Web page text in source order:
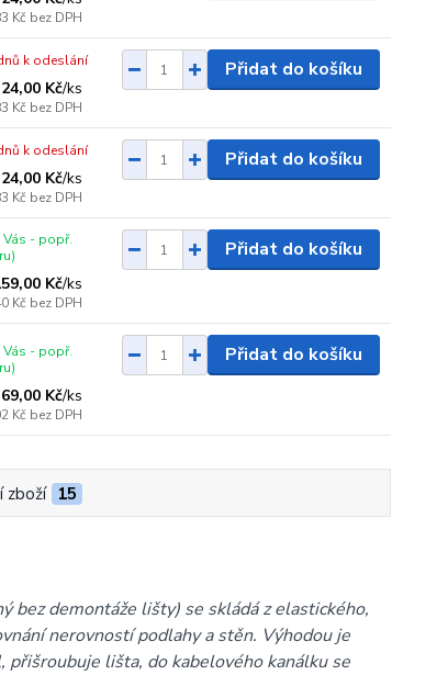
Kč bez DPH
24,00 Kč/ks
Kč bez DPH
k odeslání Přidat do košíku
24,00 Kč/ks
Kč bez DPH
k odeslání Přidat do košíku
Kč/ks
Kč bez DPH
Vás - popř.
Přidat do košíku
69,00 Kč/ks
Kč bez DPH
Vás - popř.
Přidat do košíku
zboží 15
demontáže lišty) se skládá z elastického,
nerovností podlahy a stěn. Výhodou je
lišta, do kabelového kanálku se